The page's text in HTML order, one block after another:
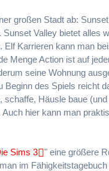
großen Stadt ab:
Valley bietet alles
Elf Karrieren kann man
Menge Action ist auf
seine Wohnung
Beginn des Spiels reicht
schaffe, Häusle baue
hier kann man
Sims 3
" eine größere
im